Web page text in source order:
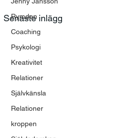
Rymden
Coaching
Psykologi
Kreativitet
Relationer
Självkänsla
Relationer
kroppen
Senaste inlägg